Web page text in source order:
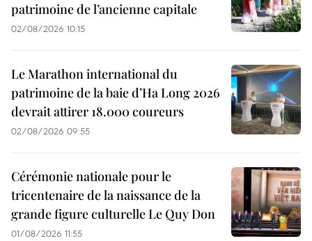
patrimoine de l’ancienne capitale
02/08/2026 10:15
Le Marathon international du
patrimoine de la baie d’Ha Long 2026
devrait attirer 18.000 coureurs
02/08/2026 09:55
Cérémonie nationale pour le
tricentenaire de la naissance de la
grande figure culturelle Le Quy Don
01/08/2026 11:55